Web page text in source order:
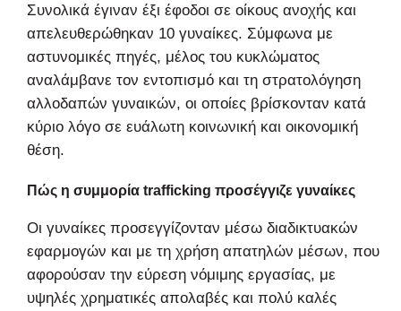
Συνολικά έγιναν έξι έφοδοι σε οίκους ανοχής και
απελευθερώθηκαν 10 γυναίκες. Σύμφωνα με
αστυνομικές πηγές, μέλος του κυκλώματος
αναλάμβανε τον εντοπισμό και τη στρατολόγηση
αλλοδαπών γυναικών, οι οποίες βρίσκονταν κατά
κύριο λόγο σε ευάλωτη κοινωνική και οικονομική
θέση.
Πώς η συμμορία trafficking προσέγγιζε γυναίκες
Οι γυναίκες προσεγγίζονταν μέσω διαδικτυακών
εφαρμογών και με τη χρήση απατηλών μέσων, που
αφορούσαν την εύρεση νόμιμης εργασίας, με
υψηλές χρηματικές απολαβές και πολύ καλές